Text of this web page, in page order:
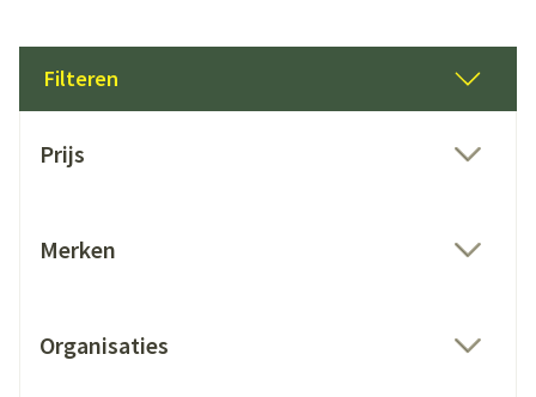
Filteren
Prijs
Merken
Organisaties